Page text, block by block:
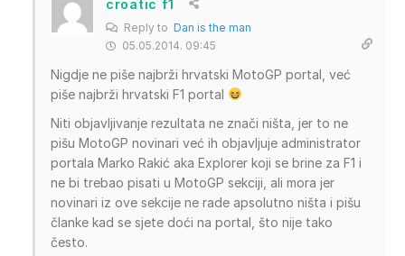
croatic f1
Reply to Dan is the man
05.05.2014. 09:45
Nigdje ne piše najbrži hrvatski MotoGP portal, već
piše najbrži hrvatski F1 portal
Niti objavljivanje rezultata ne znači ništa, jer to ne
pišu MotoGP novinari već ih objavljuje administrator
portala Marko Rakić aka Explorer koji se brine za F1 i
ne bi trebao pisati u MotoGP sekciji, ali mora jer
novinari iz ove sekcije ne rade apsolutno ništa i pišu
članke kad se sjete doći na portal, što nije tako
često.